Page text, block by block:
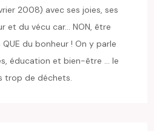
2008) avec ses joies, ses
et du vécu car... NON, être
du bonheur ! On y parle
éducation et bien-être ... le
trop de déchets.